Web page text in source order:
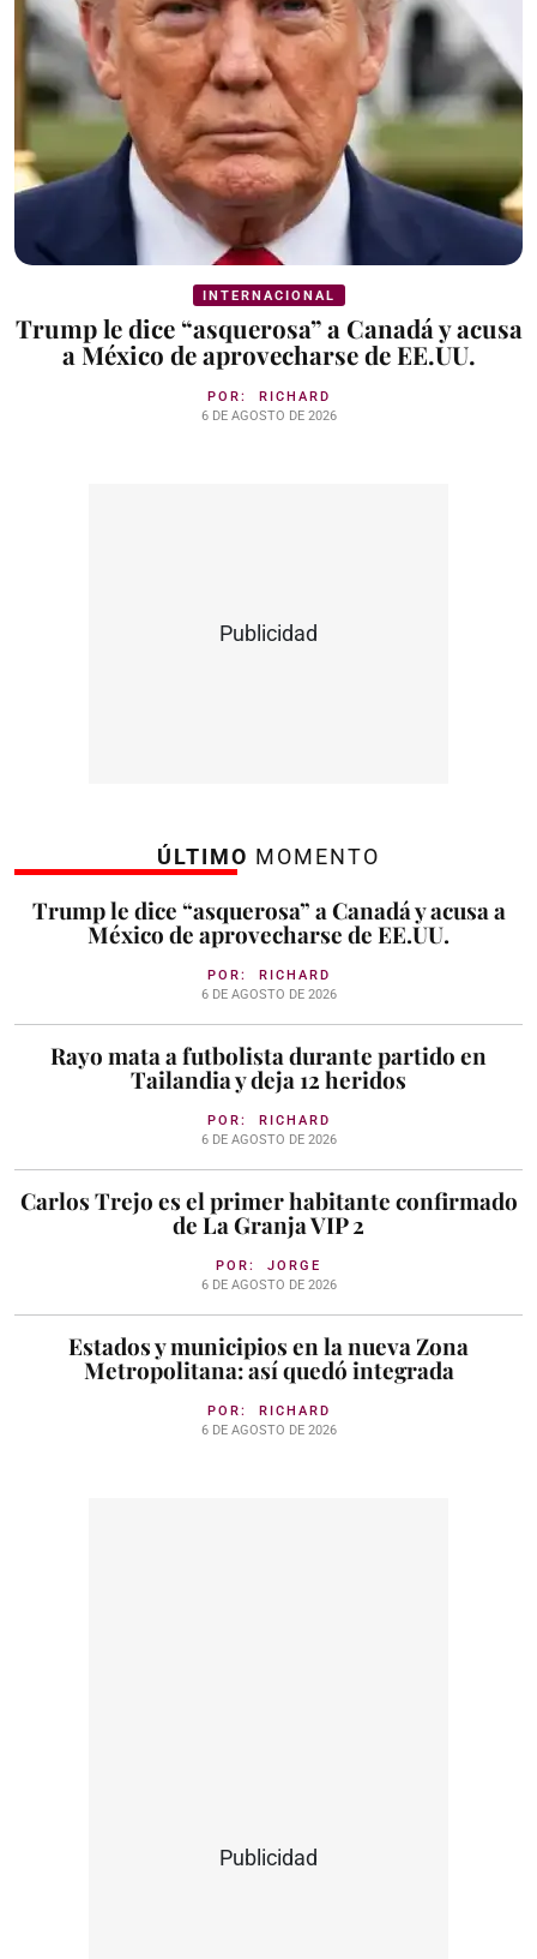
INTERNACIONAL
Trump le dice “asquerosa” a Canadá y acusa
a México de aprovecharse de EE.UU.
POR: RICHARD
6 DE AGOSTO DE 2026
Publicidad
ÚLTIMO MOMENTO
Trump le dice “asquerosa” a Canadá y acusa a
México de aprovecharse de EE.UU.
POR: RICHARD
6 DE AGOSTO DE 2026
Rayo mata a futbolista durante partido en
Tailandia y deja 12 heridos
POR: RICHARD
6 DE AGOSTO DE 2026
Carlos Trejo es el primer habitante confirmado
de La Granja VIP 2
POR: JORGE
6 DE AGOSTO DE 2026
Estados y municipios en la nueva Zona
Metropolitana: así quedó integrada
POR: RICHARD
6 DE AGOSTO DE 2026
Publicidad